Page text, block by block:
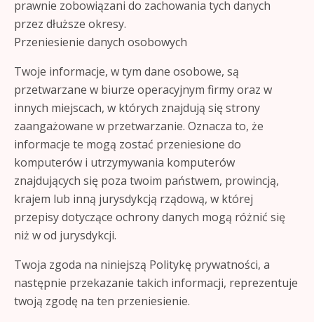
prawnie zobowiązani do zachowania tych danych
przez dłuższe okresy.
Przeniesienie danych osobowych
Twoje informacje, w tym dane osobowe, są
przetwarzane w biurze operacyjnym firmy oraz w
innych miejscach, w których znajdują się strony
zaangażowane w przetwarzanie. Oznacza to, że
informacje te mogą zostać przeniesione do
komputerów i utrzymywania komputerów
znajdujących się poza twoim państwem, prowincją,
krajem lub inną jurysdykcją rządową, w której
przepisy dotyczące ochrony danych mogą różnić się
niż w od jurysdykcji.
Twoja zgoda na niniejszą Politykę prywatności, a
następnie przekazanie takich informacji, reprezentuje
twoją zgodę na ten przeniesienie.